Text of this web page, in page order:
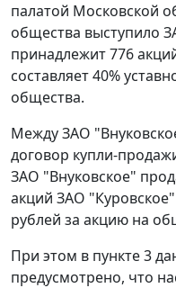
палатой Московской
общества выступило
принадлежит 776
составляет 40%
общества.
Между ЗАО
договор купли-
ЗАО "Внуковское"
акций ЗАО
рублей за акцию на
При этом в пункте 3
предусмотрено, что